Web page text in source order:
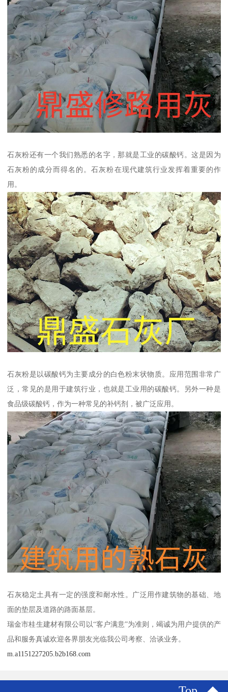
石灰粉还有一个我们熟悉的名字，那就是工业的碳酸钙。这是因为
石灰粉的成分而得名的。石灰粉在现代建筑行业发挥着重要的作
用。
石灰粉是以碳酸钙为主要成分的白色粉末状物质。应用范围非常广
泛，常见的是用于建筑行业，也就是工业用的碳酸钙。另外一种是
食品级碳酸钙，作为一种常见的补钙剂，被广泛应用。
石灰稳定土具有一定的强度和耐水性。广泛用作建筑物的基础、地
面的垫层及道路的路面基层。
瑞金市桂生建材有限公司以“客户满意”为准则，竭诚为用户提供的产
品和服务真诚欢迎各界朋友光临我公司考察、洽谈业务。
m.a1151227205.b2b168.com